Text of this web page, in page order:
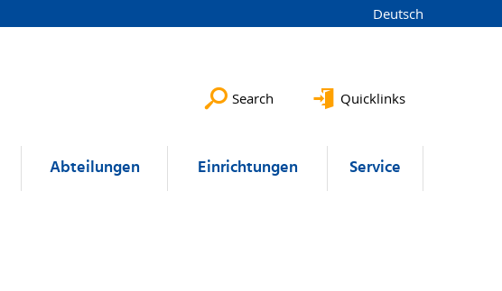
Deutsch
Search Quicklinks
Abteilungen Einrichtungen Service